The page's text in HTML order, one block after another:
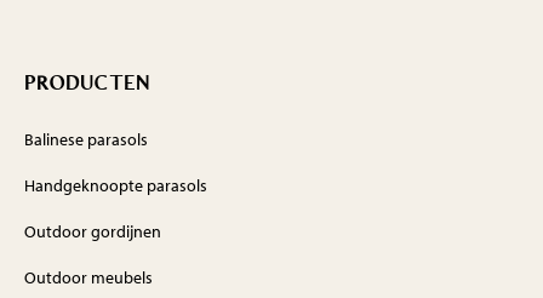
PRODUCTEN
Balinese parasols
Handgeknoopte parasols
Outdoor gordijnen
Outdoor meubels